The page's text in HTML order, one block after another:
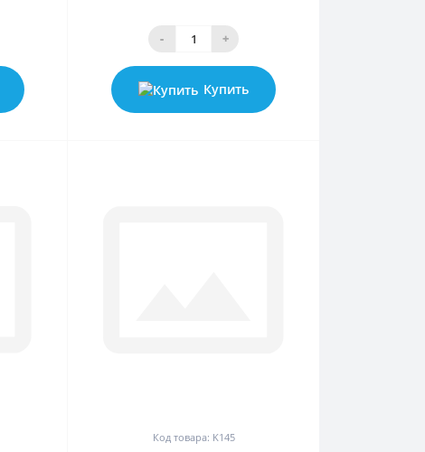
- +
Купить
Код товара: K145